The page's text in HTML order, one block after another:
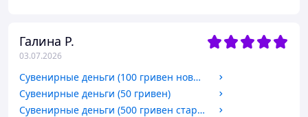
Галина Р.
03.07.2026
Сувенирные деньги (100 гривен новые)
Сувенирные деньги (50 гривен)
Сувенирные деньги (500 гривен старого образца)